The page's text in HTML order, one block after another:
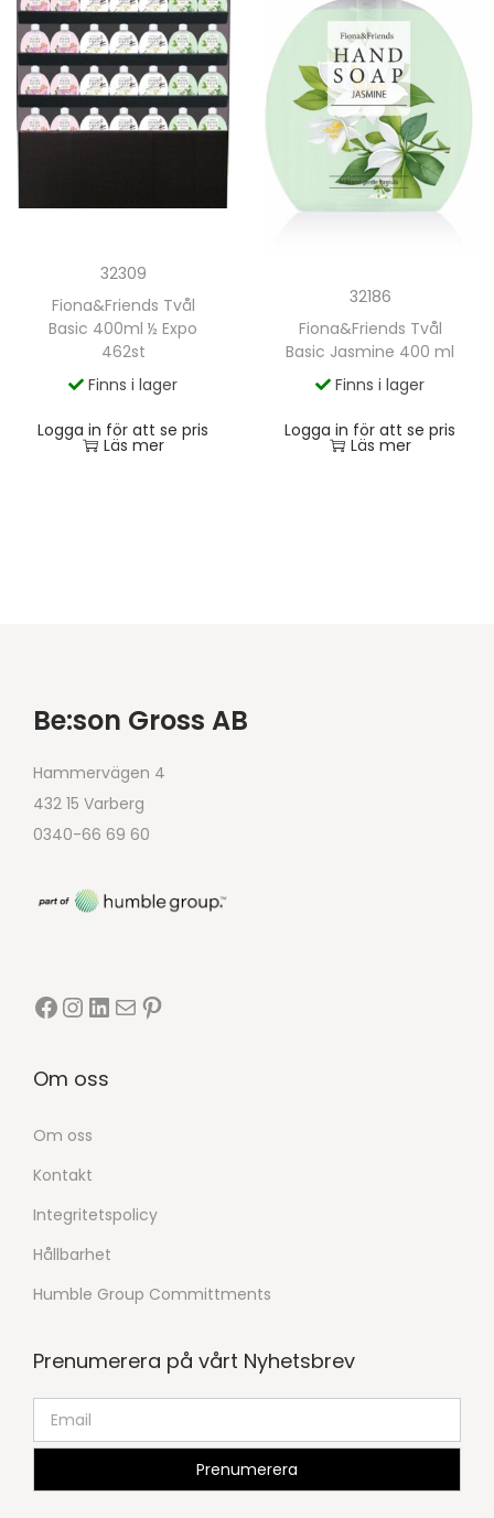
32309
Fiona&Friends Tvål
Basic 400ml ½ Expo
462st
Finns i lager
Logga in för att se pris
Läs mer
32186
Fiona&Friends Tvål
Basic Jasmine 400 ml
Finns i lager
Logga in för att se pris
Läs mer
Be:son Gross AB
Hammervägen 4
432 15 Varberg
0340-66 69 60
Om oss
Om oss
Kontakt
Integritetspolicy
Hållbarhet
Humble Group Committments
Prenumerera på vårt Nyhetsbrev